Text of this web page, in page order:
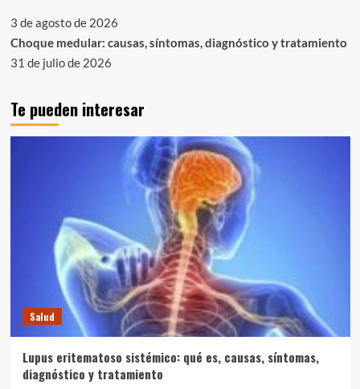
3 de agosto de 2026
Choque medular: causas, síntomas, diagnóstico y tratamiento
31 de julio de 2026
Te pueden interesar
Salud
Lupus eritematoso sistémico: qué es, causas, síntomas,
diagnóstico y tratamiento